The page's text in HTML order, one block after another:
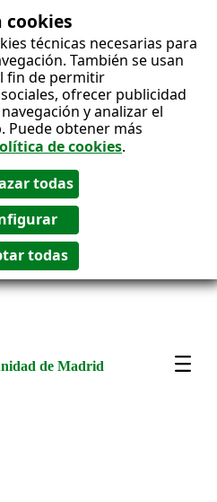
cookies
técnicas necesarias para
También se usan
fin de permitir
ofrecer publicidad
y analizar el
Puede obtener más
de cookies.
de Madrid